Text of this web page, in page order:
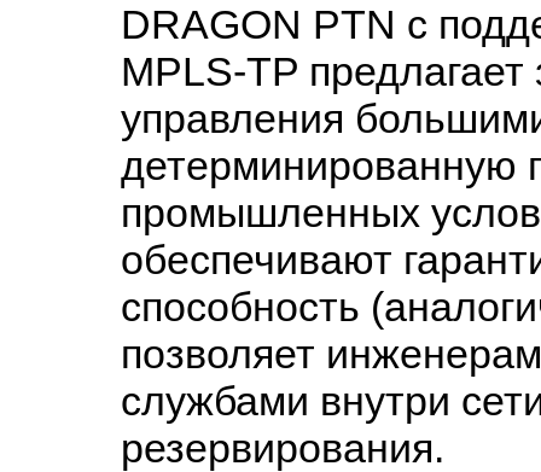
DRAGON PTN с
MPLS-TP
управления
детерминированную
промышленных
обеспечивают
способность
позволяет
службами внутри
резервирования.